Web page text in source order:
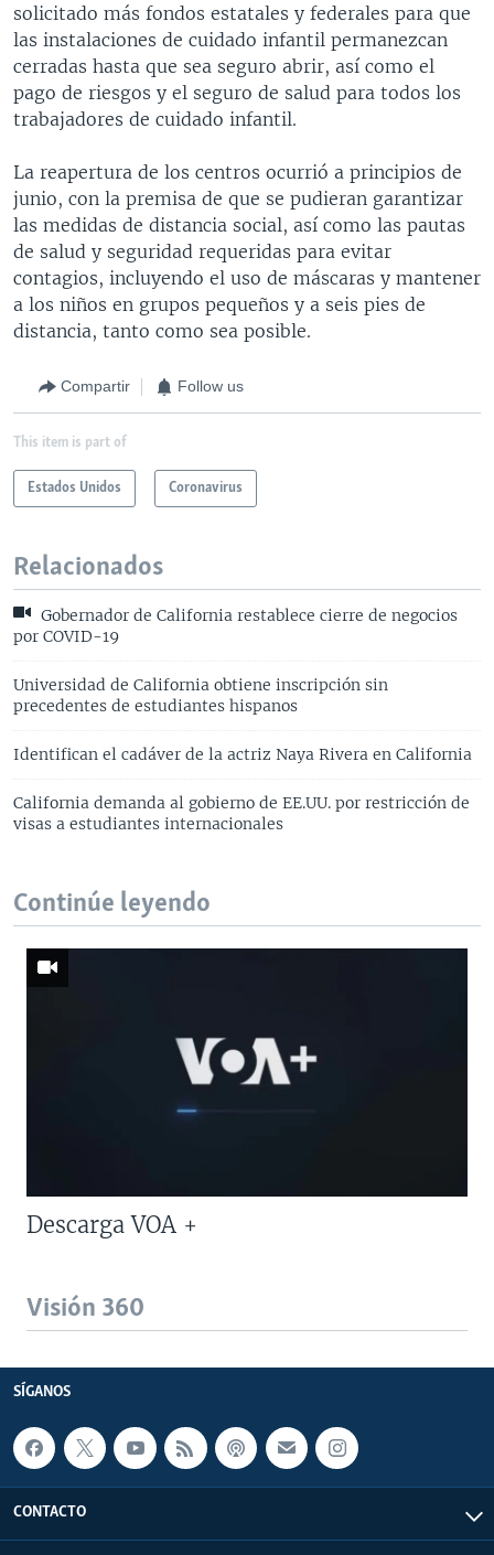
solicitado más fondos estatales y federales para que
las instalaciones de cuidado infantil permanezcan
cerradas hasta que sea seguro abrir, así como el
pago de riesgos y el seguro de salud para todos los
trabajadores de cuidado infantil.
La reapertura de los centros ocurrió a principios de
junio, con la premisa de que se pudieran garantizar
las medidas de distancia social, así como las pautas
de salud y seguridad requeridas para evitar
contagios, incluyendo el uso de máscaras y mantener
a los niños en grupos pequeños y a seis pies de
distancia, tanto como sea posible.
Compartir Follow us
This item is part of
Estados Unidos Coronavirus
Relacionados
Gobernador de California restablece cierre de negocios
por COVID-19
Universidad de California obtiene inscripción sin
precedentes de estudiantes hispanos
Identifican el cadáver de la actriz Naya Rivera en California
California demanda al gobierno de EE.UU. por restricción de
visas a estudiantes internacionales
Continúe leyendo
Descarga VOA +
Visión 360
SÍGANOS
CONTACTO